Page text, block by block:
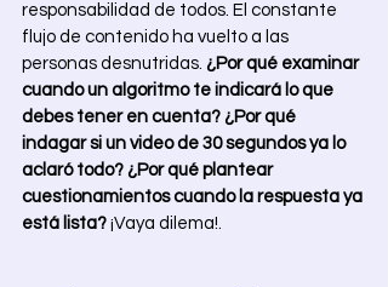
responsabilidad de todos. El constante
flujo de contenido ha vuelto a las
personas desnutridas. ¿Por qué examinar
cuando un algoritmo te indicará lo que
debes tener en cuenta? ¿Por qué
indagar si un video de 30 segundos ya lo
aclaró todo? ¿Por qué plantear
cuestionamientos cuando la respuesta ya
está lista? ¡Vaya dilema!.